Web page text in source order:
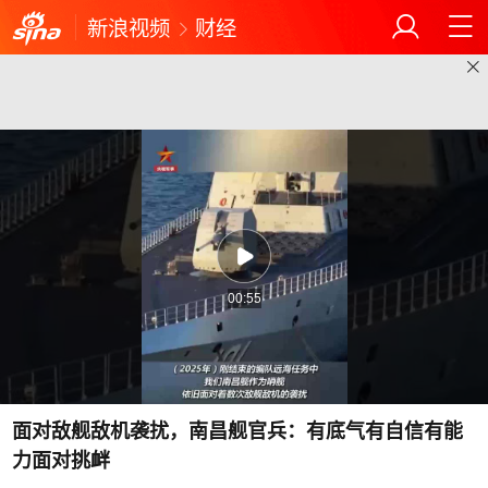
新浪视频 财经
00:55
面对敌舰敌机袭扰，南昌舰官兵：有底气有自信有能
力面对挑衅